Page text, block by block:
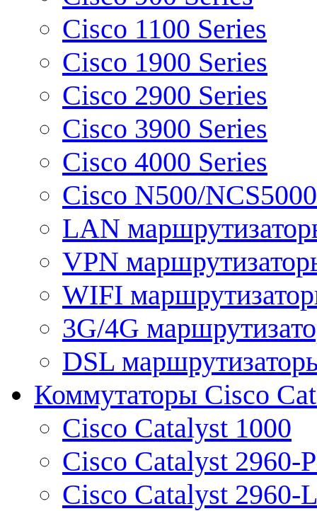
Cisco 1100 Series
Cisco 1900 Series
Cisco 2900 Series
Cisco 3900 Series
Cisco 4000 Series
Cisco N500/
LAN
VPN
WIFI
3G/4G
DSL
Коммутаторы Cisco
Cisco Catalyst 1000
Cisco Catalyst 2960-
Cisco Catalyst 2960-L